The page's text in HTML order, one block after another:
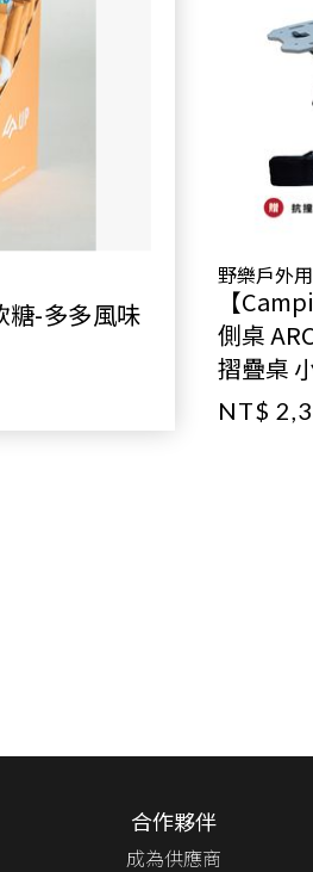
糖-多多風味
野樂戶外
【
側桌
摺疊桌
NT$
合作夥伴
成為供應商